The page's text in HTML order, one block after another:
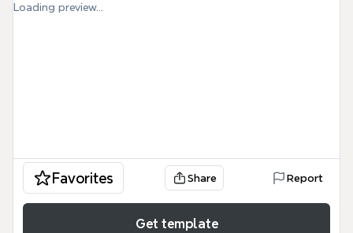
Loading preview...
Favorites Share Report
Get template